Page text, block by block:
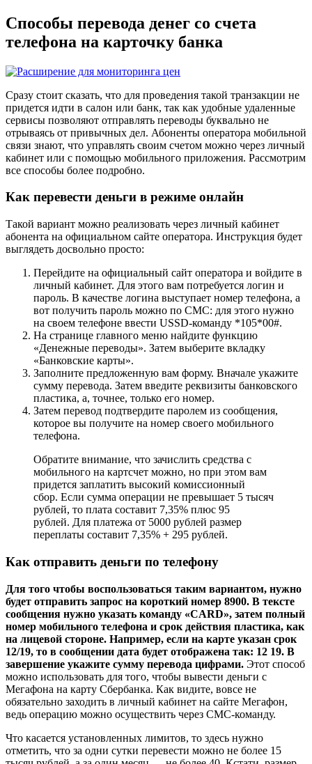
Способы перевода денег со счета
телефона на карточку банка
Сразу стоит сказать, что для проведения такой транзакции не
придется идти в салон или банк, так как удобные удаленные
сервисы позволяют отправлять переводы буквально не
отрываясь от привычных дел. Абоненты оператора мобильной
связи знают, что управлять своим счетом можно через личный
кабинет или с помощью мобильного приложения. Рассмотрим
все способы более подробно.
Как перевести деньги в режиме онлайн
Такой вариант можно реализовать через личный кабинет
абонента на официальном сайте оператора. Инструкция будет
выглядеть досвольно просто:
Перейдите на официальный сайт оператора и войдите в
личный кабинет. Для этого вам потребуется логин и
пароль. В качестве логина выступает номер телефона, а
вот получить пароль можно по СМС: для этого нужно
на своем телефоне ввести USSD-команду *105*00#.
На странице главного меню найдите функцию
«Денежные переводы». Затем выберите вкладку
«Банковские карты».
Заполните предложенную вам форму. Вначале укажите
сумму перевода. Затем введите реквизиты банковского
пластика, а, точнее, только его номер.
Затем перевод подтвердите паролем из сообщения,
которое вы получите на номер своего мобильного
телефона.
Обратите внимание, что зачислить средства с
мобильного на картсчет можно, но при этом вам
придется заплатить высокий комиссионный
сбор. Если сумма операции не превышает 5 тысяч
рублей, то плата составит 7,35% плюс 95
рублей. Для платежа от 5000 рублей размер
переплаты составит 7,35% + 295 рублей.
Как отправить деньги по телефону
Для того чтобы воспользоваться таким вариантом, нужно
будет отправить запрос на короткий номер 8900. В тексте
сообщения нужно указать команду «CARD», затем полный
номер мобильного телефона и срок действия пластика, как
на лицевой стороне. Например, если на карте указан срок
12/19, то в сообщении дата будет отображена так: 12 19. В
завершение укажите сумму перевода цифрами. Этот способ
можно использовать для того, чтобы вывести деньги с
Мегафона на карту Сбербанка. Как видите, вовсе не
обязательно заходить в личный кабинет на сайте Мегафон,
ведь операцию можно осуществить через СМС-команду.
Что касается установленных лимитов, то здесь нужно
отметить, что за одни сутки перевести можно не более 15